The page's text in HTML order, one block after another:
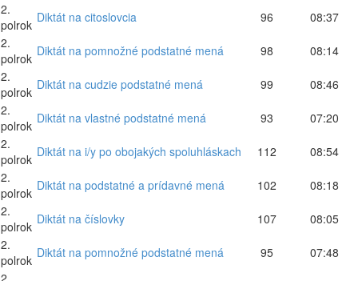
2.
polrok Diktát na citoslovcia 96
08:37
2.
polrok Diktát na pomnožné podstatné mená 98
08:14
2.
polrok Diktát na cudzie podstatné mená 99
08:46
2.
polrok Diktát na vlastné podstatné mená 93
07:20
2.
polrok Diktát na i/y po obojakých spoluhláskach 112
08:54
2.
polrok Diktát na podstatné a prídavné mená 102
08:18
2.
polrok Diktát na číslovky 107
08:05
2.
polrok Diktát na pomnožné podstatné mená 95
07:48
2.